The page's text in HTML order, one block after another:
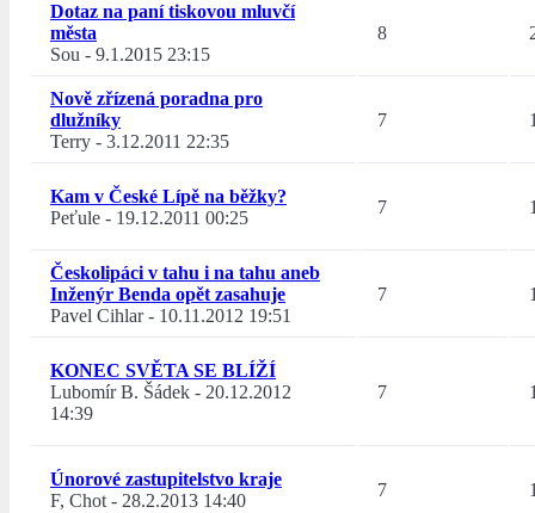
Dotaz na paní tiskovou mluvčí
města
Sou - 9.1.2015 23:15
8
Nově zřízená poradna pro
dlužníky
Terry - 3.12.2011 22:35
7
Kam v České Lípě na běžky?
Peťule - 19.12.2011 00:25
7
Českolipáci v tahu i na tahu aneb
Inženýr Benda opět zasahuje
Pavel Cihlar- 10.11.2012 19:51
7
KONEC SVĚTA SE BLÍŽÍ
Lubomír B. Šádek - 20.12.2012
14:39
7
Únorové zastupitelstvo kraje
F, Chot- 28.2.2013 14:40
7